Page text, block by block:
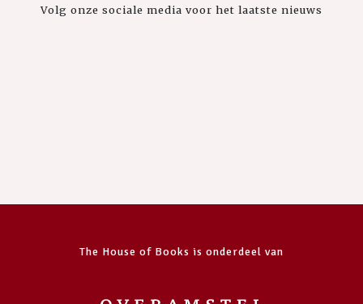
Volg onze sociale media voor het laatste nieuws
The House of Books is onderdeel van